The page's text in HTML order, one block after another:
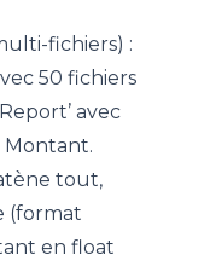
fichiers) :
50 fichiers
avec
Montant.
tout,
(format
en float